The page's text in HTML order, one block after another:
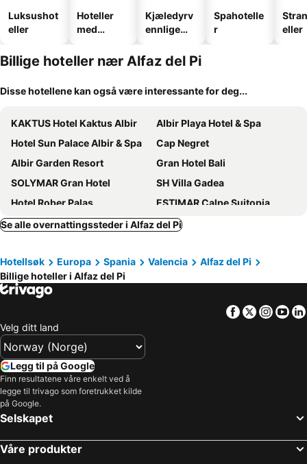
Luksushot
eller
Hoteller
med
Kjæledyrv
ennlige
Spahotelle
r
eller
Billige hoteller nær Alfaz del Pi
Disse hotellene kan også være interessante for deg...
KAKTUS Hotel Kaktus Albir
Albir Playa Hotel & Spa
Hotel Sun Palace Albir & Spa
Cap Negret
Albir Garden Resort
Gran Hotel Bali
SOLYMAR Gran Hotel
SH Villa Gadea
Hotel Rober Palas
ESTIMAR Calpe Suitopia
Hotel BCL Levante Club & Spa 4 Sup - Only Adults Recomended
Hotel Allon Mediterrania
Hotel Porto Calpe
Apartamentos BCL Playa Albir
Hotel Bahía Calpe by Pierre & Vacances
AR Diamante Beach & SPA Hotel 4 SUP
Four Points by Sheraton Costa Blanca
Hotel Rosamar
Marina Resort Benidorm
Asia Gardens Hotel & Thai Spa, a Royal Hideaway Hotel
Climia Benidorm Plaza
Barceló Benidorm Beach - Adults Recommended
Sol Pelicanos Ocas
Horizonte Line Apartments
Hotel Bristol Benidorm
Hotel Benidorm East by Pierre & Vacances
Se alle overnattingssteder i Alfaz del Pi
Hotellsøk Europa Spania Valencia
Alfaz del Pi
Billige hoteller i Alfaz del Pi
Facebook
Twitter
Velg ditt land
Legg til på Google
Finn resultatene våre enkelt ved å
legge til trivago som foretrukket kilde
på Google.
Selskapet
Våre produkter